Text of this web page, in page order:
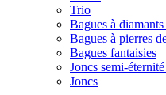
Trio
Bagues à
Bagues à pierres
Bagues fantaisies
Joncs semi-
Joncs